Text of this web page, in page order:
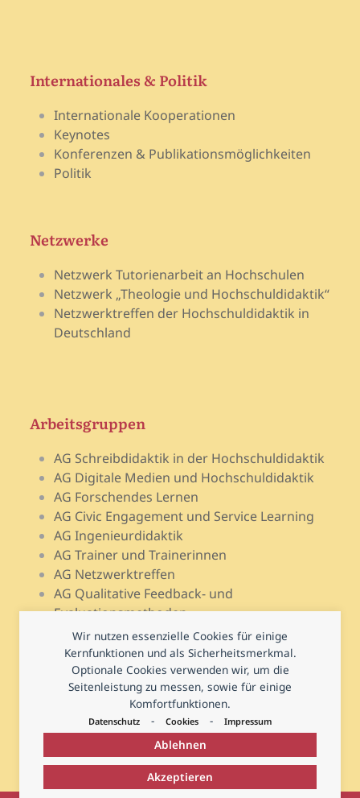
Wir nutzen essenzielle Cookies für einige
Kernfunktionen und als Sicherheitsmerkmal.
Optionale Cookies verwenden wir, um die
Seitenleistung zu messen, sowie für einige
Komfortfunktionen.
Datenschutz - Cookies - Impressum
Akzeptieren
Ablehnen
Internationales & Politik
Internationale Kooperationen
Keynotes
Konferenzen & Publikationsmöglichkeiten
Politik
Netzwerke
Netzwerk Tutorienarbeit an Hochschulen
Netzwerk „Theologie und Hochschuldidaktik“
Netzwerktreffen der Hochschuldidaktik in
Deutschland
Arbeitsgruppen
AG Schreibdidaktik in der Hochschuldidaktik
AG Digitale Medien und Hochschuldidaktik
AG Forschendes Lernen
AG Civic Engagement und Service Learning
AG Ingenieurdidaktik
AG Trainer und Trainerinnen
AG Netzwerktreffen
AG Qualitative Feedback- und
Evaluationsmethoden
AG Open Teach Ware – Lehrportale
AG Psychologie und Lehr-Lern-Forschung
AG Prüfen und Prüfungsdidaktik
AG Hochschuldidaktische Regional- und
Landesnetzwerke